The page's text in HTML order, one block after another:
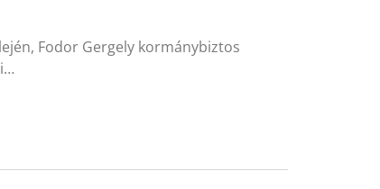
Fodor Gergely kormánybiztos